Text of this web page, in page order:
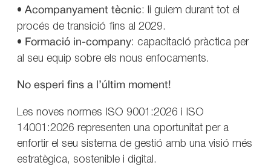
• Acompanyament tècnic: li guiem durant tot el
procés de transició fins al 2029.
• Formació in-company: capacitació pràctica per
al seu equip sobre els nous enfocaments.
No esperi fins a l’últim moment!
Les noves normes ISO 9001:2026 i ISO
14001:2026 representen una oportunitat per a
enfortir el seu sistema de gestió amb una visió més
estratègica, sostenible i digital.